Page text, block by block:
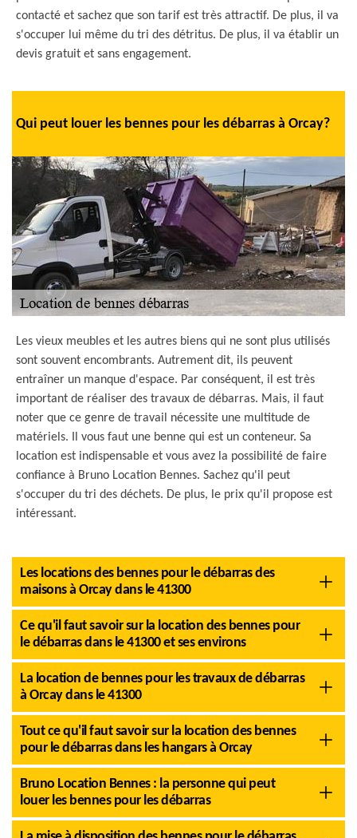
contacté et sachez que son tarif est très attractif. De plus, il va
s'occuper lui même du tri des détritus. De plus, il va établir un
devis gratuit et sans engagement.
Qui peut louer les bennes pour les débarras à Orcay?
Les vieux meubles et les autres biens qui ne sont plus utilisés
sont souvent encombrants. Autrement dit, ils peuvent
entraîner un manque d'espace. Par conséquent, il est très
important de réaliser des travaux de débarras. Mais, il faut
noter que ce genre de travail nécessite une multitude de
matériels. Il vous faut une benne qui est un conteneur. Sa
location est indispensable et vous avez la possibilité de faire
confiance à Bruno Location Bennes. Sachez qu'il peut
s'occuper du tri des déchets. De plus, le prix qu'il propose est
intéressant.
Les locations des bennes pour le débarras des
maisons à Orcay dans le 41300
Ce qu'il faut savoir sur la location des bennes pour
le débarras dans le 41300 et ses environs
La location de bennes pour les travaux de débarras
à Orcay dans le 41300
Tout ce qu'il faut savoir sur la location des bennes
pour le débarras dans les hangars à Orcay
Bruno Location Bennes : la personne qui peut
louer les bennes pour les débarras